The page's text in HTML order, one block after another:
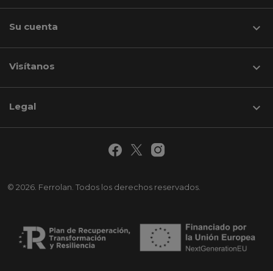
Su cuenta 
Visítanos keyboard_arrow_down
© 2026. Ferrolan. Todos los derechos reservados.
Legal 